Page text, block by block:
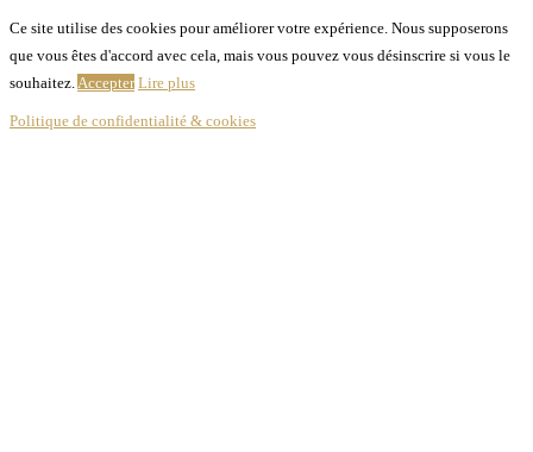
Ce site utilise des cookies pour améliorer votre expérience. Nous supposerons
que vous êtes d'accord avec cela, mais vous pouvez vous désinscrire si vous le
souhaitez.Accepter Lire plus
Politique de confidentialité & cookies